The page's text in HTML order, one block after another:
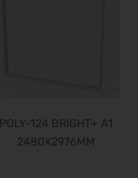
POLY-124 BRIGHT+ A1
2480X2976MM